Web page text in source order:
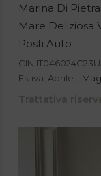
Marina Di
Mare Deliziosa
Posti Auto
CIN
Estiva: Aprile…
Trattativa